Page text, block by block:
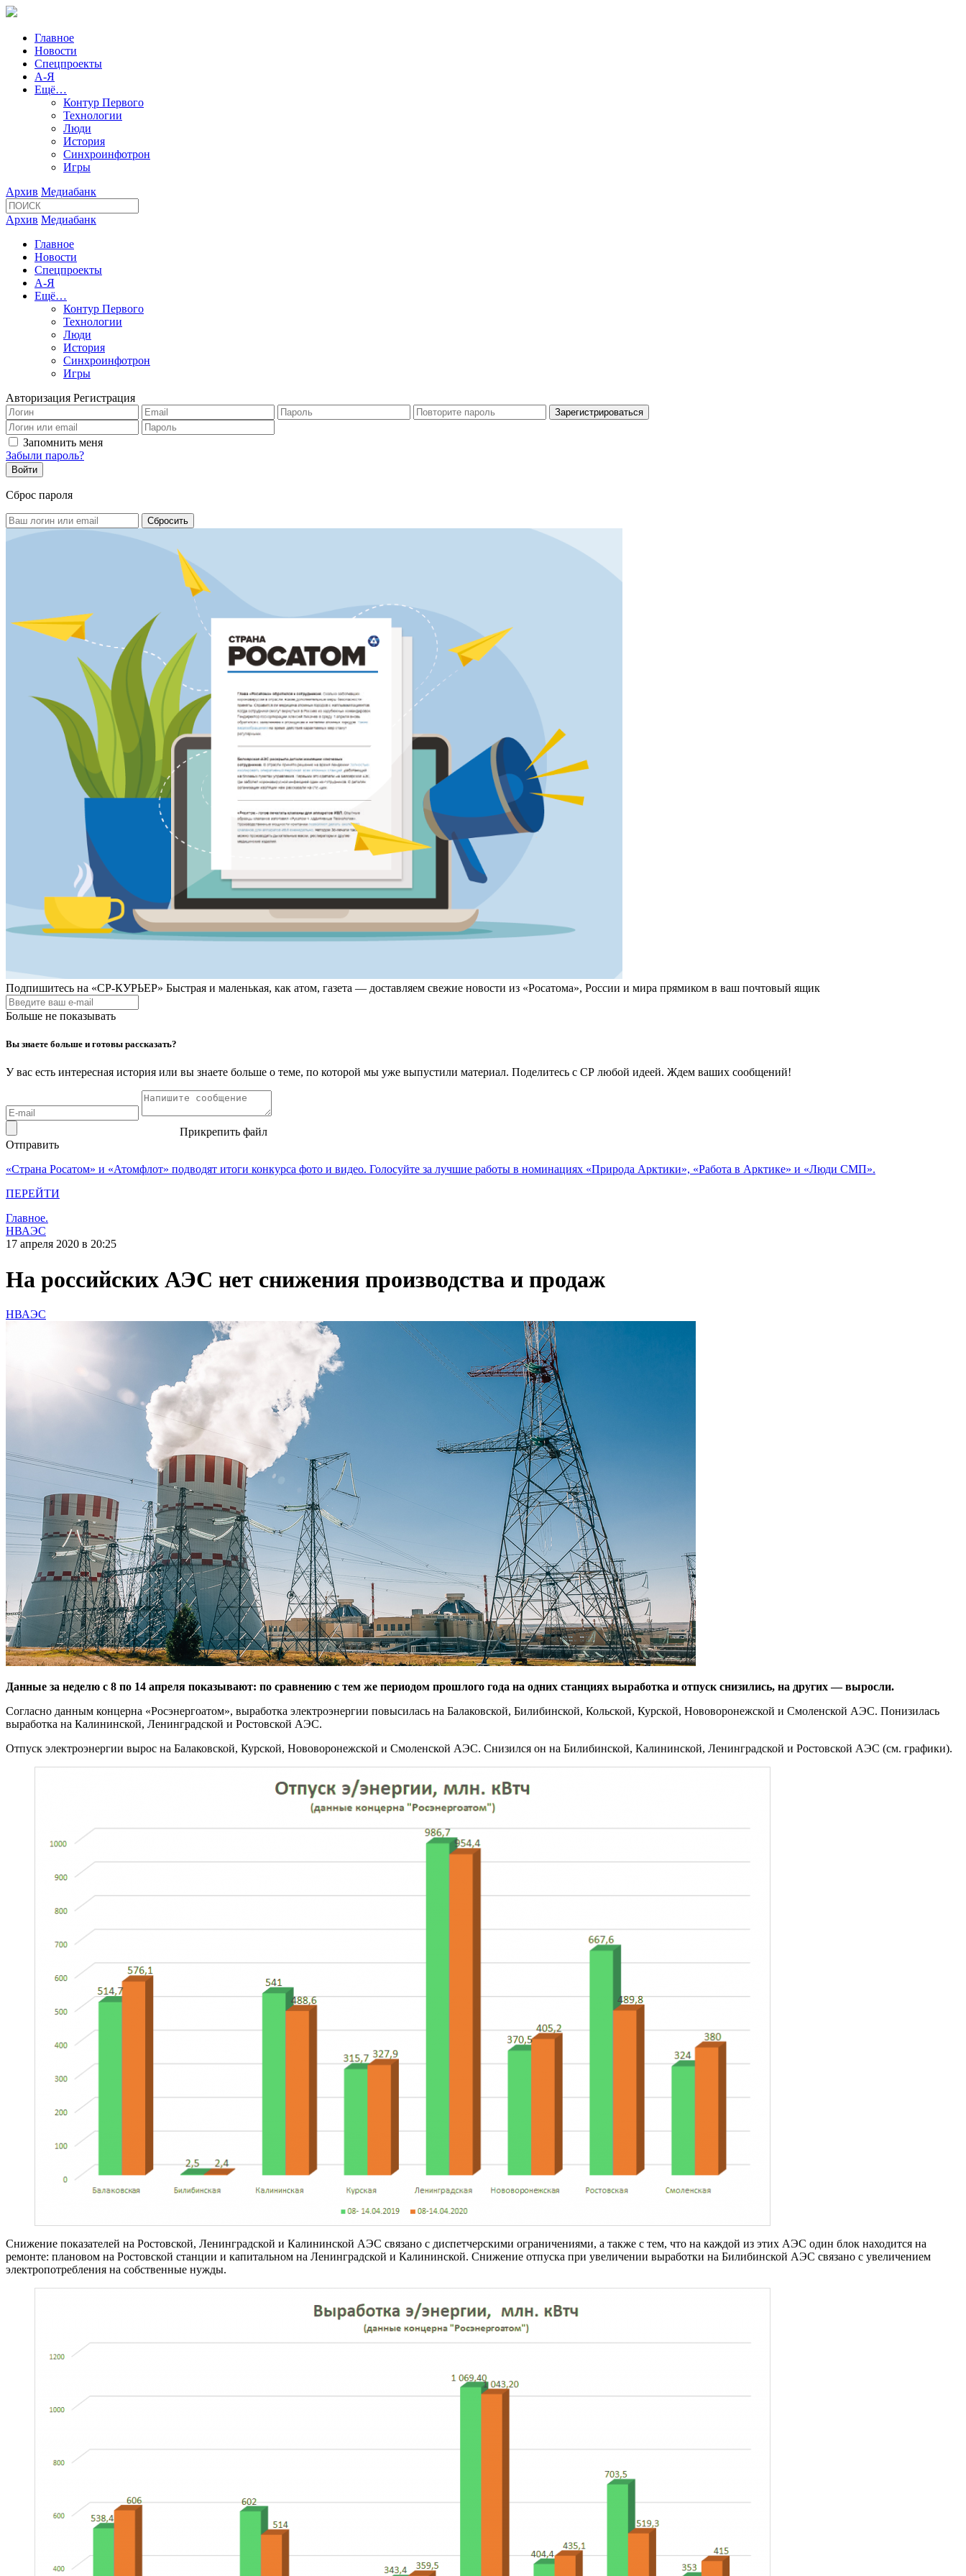
Главное
Новости
Спецпроекты
А-Я
Ещё…
Контур Первого
Технологии
Люди
История
Синхроинфотрон
Игры
Архив Медиабанк
Архив Медиабанк
Главное
Новости
Спецпроекты
А-Я
Ещё…
Контур Первого
Технологии
Люди
История
Синхроинфотрон
Игры
Авторизация Регистрация
Запомнить меня
Забыли пароль?
Сброс пароля
Подпишитесь на «СР-КУРЬЕР» Быстрая и маленькая, как атом, газета — доставляем свежие новости из «Росатома», России и мира прямиком в ваш почтовый ящик
Больше не показывать
Вы знаете больше и готовы рассказать?
У вас есть интересная история или вы знаете больше о теме, по которой мы уже выпустили материал. Поделитесь с СР любой идеей. Ждем ваших сообщений!
Прикрепить файл
Отправить
«Страна Росатом» и «Атомфлот» подводят итоги конкурса фото и видео. Голосуйте за лучшие работы в номинациях «Природа Арктики», «Работа в Арктике» и «Люди СМП».
ПЕРЕЙТИ
Главное.
НВАЭС
17 апреля 2020 в 20:25
На российских АЭС нет снижения производства и продаж
НВАЭС
Данные за неделю с 8 по 14 апреля показывают: по сравнению с тем же периодом прошлого года на одних станциях выработка и отпуск снизились, на других — выросли.
Согласно данным концерна «Росэнергоатом», выработка электроэнергии повысилась на Балаковской, Билибинской, Кольской, Курской, Нововоронежской и Смоленской АЭС. Понизилась
выработка на Калининской, Ленинградской и Ростовской АЭС.
Отпуск электроэнергии вырос на Балаковской, Курской, Нововоронежской и Смоленской АЭС. Снизился он на Билибинской, Калининской, Ленинградской и Ростовской АЭС (см. графики).
Снижение показателей на Ростовской, Ленинградской и Калининской АЭС связано с диспетчерскими ограничениями, а также с тем, что на каждой из этих АЭС один блок находится на
ремонте: плановом на Ростовской станции и капитальном на Ленинградской и Калининской. Снижение отпуска при увеличении выработки на Билибинской АЭС связано с увеличением
электропотребления на собственные нужды.